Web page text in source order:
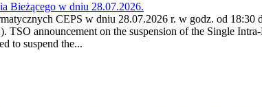
Bieżącego w dniu 28.07.2026.
CEPS w dniu 28.07.2026 r. w godz. od 18:30
announcement on the suspension of the Single
to suspend the...